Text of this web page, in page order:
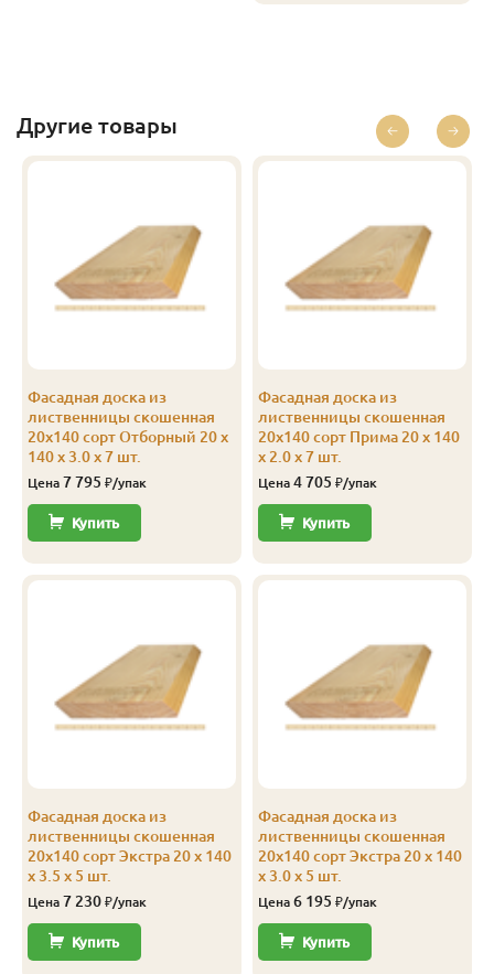
5 750
Другие товары
Фасадная доска из
лиственницы скошенная
20х140 сорт Отборный 20 x
140 x 3.0 x 7 шт.
Цена 7 795 ₽/упак
Купить
Фасадная доска из
лиственницы скошенная
20х140 сорт Экстра 20 x 140
x 3.5 x 5 шт.
Цена 7 230 ₽/упак
Купить
Фасадная доска из
лиственницы скошенная
20х140 сорт Прима 20 x 140
x 2.0 x 7 шт.
Цена 4 705 ₽/упак
Купить
Фасадная доска из
лиственницы скошенная
20х140 сорт Экстра 20 x 140
x 3.0 x 5 шт.
Цена 6 195 ₽/упак
Купить